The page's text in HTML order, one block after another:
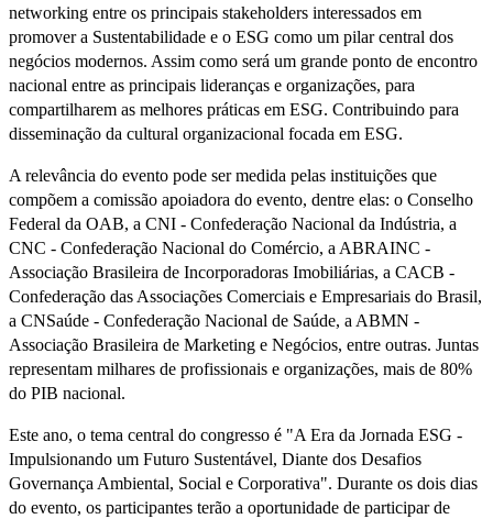
networking entre os principais stakeholders interessados em
promover a Sustentabilidade e o ESG como um pilar central dos
negócios modernos. Assim como será um grande ponto de encontro
nacional entre as principais lideranças e organizações, para
compartilharem as melhores práticas em ESG. Contribuindo para
disseminação da cultural organizacional focada em ESG.
A relevância do evento pode ser medida pelas instituições que
compõem a comissão apoiadora do evento, dentre elas: o Conselho
Federal da OAB, a CNI - Confederação Nacional da Indústria, a
CNC - Confederação Nacional do Comércio, a ABRAINC -
Associação Brasileira de Incorporadoras Imobiliárias, a CACB -
Confederação das Associações Comerciais e Empresariais do Brasil,
a CNSaúde - Confederação Nacional de Saúde, a ABMN -
Associação Brasileira de Marketing e Negócios, entre outras. Juntas
representam milhares de profissionais e organizações, mais de 80%
do PIB nacional.
Este ano, o tema central do congresso é "A Era da Jornada ESG -
Impulsionando um Futuro Sustentável, Diante dos Desafios
Governança Ambiental, Social e Corporativa". Durante os dois dias
do evento, os participantes terão a oportunidade de participar de